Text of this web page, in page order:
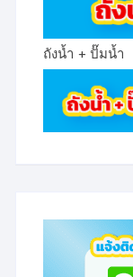
ถังน้ำ + ปั๊มน้ำ